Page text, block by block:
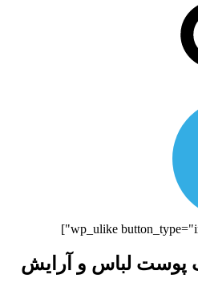
پوست لباس و آرایش